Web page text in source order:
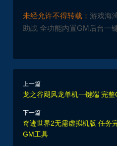
未经允许不得转载：游戏海
助战 全功能内置GM后台一
上一篇
龙之谷飓风龙单机一键端 完整
下一篇
奇迹世界2无需虚拟机版 任务
GM工具